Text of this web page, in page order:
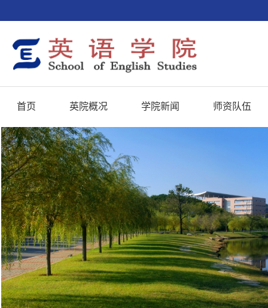
首页 英院概况 学院新闻 师资队伍